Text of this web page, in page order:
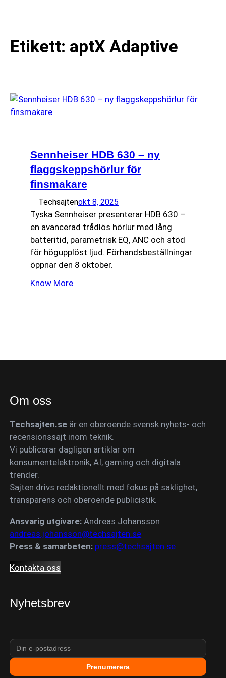
Etikett: aptX Adaptive
Sennheiser HDB 630 – ny
flaggskeppshörlur för
finsmakare
Techsajtenokt 8, 2025
Tyska Sennheiser presenterar HDB 630 –
en avancerad trådlös hörlur med lång
batteritid, parametrisk EQ, ANC och stöd
för högupplöst ljud. Förhandsbeställningar
öppnar den 8 oktober.
Know More
Om oss
Techsajten.se är en oberoende svensk nyhets- och
recensionssajt inom teknik.
Vi publicerar dagligen artiklar om
konsumentelektronik, AI, gaming och digitala
trender.
Sajten drivs redaktionellt med fokus på saklighet,
transparens och oberoende publicistik.
Ansvarig utgivare: Andreas Johansson
andreas.johansson@techsajten.se
Press & samarbeten: press@techsajten.se
Kontakta oss
Nyhetsbrev
Prenumerera